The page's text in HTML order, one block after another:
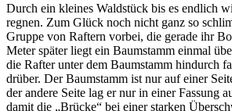
Durch ein kleines Waldstück bis es endlich
regnen. Zum Glück noch nicht ganz so
Gruppe von Raftern vorbei, die gerade ihr
Meter später liegt ein Baumstamm einmal
die Rafter unter dem Baumstamm hindurch
drüber. Der Baumstamm ist nur auf einer
der andere Seite lag er nur in einer Fassung
damit die „Brücke“ bei einer starken